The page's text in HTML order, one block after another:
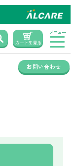
カートを見る
メニュー
お問い合わせ